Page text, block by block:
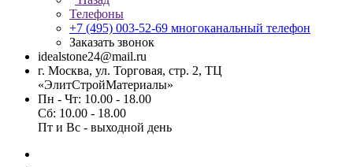
Телефоны
+7 (495) 003-52-69 многоканальный телефон
Заказать звонок
idealstone24@mail.ru
г. Москва, ул. Торговая, стр. 2, ТЦ
«ЭлитСтройМатериалы»
Пн - Чт: 10.00 - 18.00
Сб: 10.00 - 18.00
Пт и Вс - выходной день